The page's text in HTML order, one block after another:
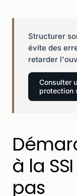
Structurer
évite des
retarder
Consulter
protection
à la
pas